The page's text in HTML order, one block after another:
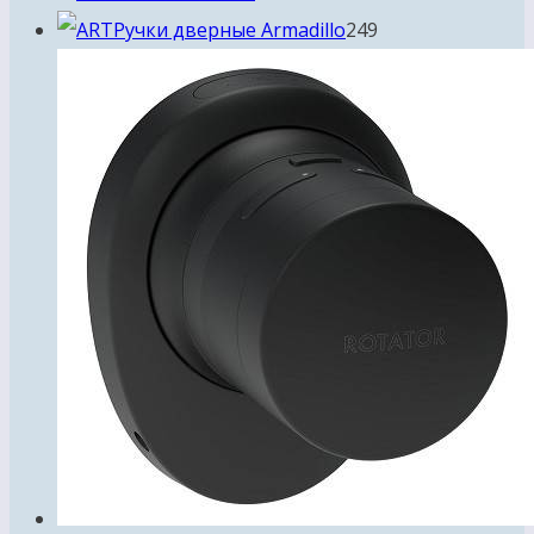
товара
Ручки дверные Armadillo249